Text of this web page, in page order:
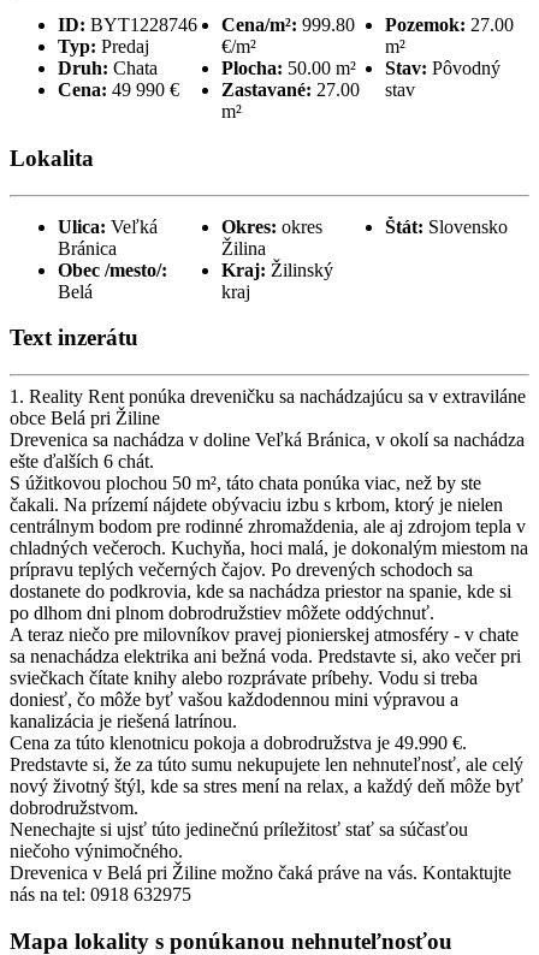
ID: BYT1228746
Typ: Predaj
Druh: Chata
Cena: 49 990 €
Cena/m²:
€/m²
Plocha: 50.00 m²
Zastavané:
m²
Pozemok:
m²
Stav:
stav
Lokalita
Ulica:
Bránica
Obec /mesto/:
Belá
Okres:
Žilina
Kraj:
kraj
Štát: Slovensko
Text inzerátu
1. Reality Rent ponúka dreveničku sa nachádzajúcu sa v extraviláne
obce Belá pri Žiline
Drevenica sa nachádza v doline Veľká Bránica, v okolí sa nachádza
ešte ďalších 6 chát.
S úžitkovou plochou 50 m², táto chata ponúka viac, než by ste
čakali. Na prízemí nájdete obývaciu izbu s krbom, ktorý je nielen
centrálnym bodom pre rodinné zhromaždenia, ale aj zdrojom tepla v
chladných večeroch. Kuchyňa, hoci malá, je dokonalým miestom na
prípravu teplých večerných čajov. Po drevených schodoch sa
dostanete do podkrovia, kde sa nachádza priestor na spanie, kde si
po dlhom dni plnom dobrodružstiev môžete oddýchnuť.
A teraz niečo pre milovníkov pravej pionierskej atmosféry - v chate
sa nenachádza elektrika ani bežná voda. Predstavte si, ako večer pri
sviečkach čítate knihy alebo rozprávate príbehy. Vodu si treba
doniesť, čo môže byť vašou každodennou mini výpravou a
kanalizácia je riešená latrínou.
Cena za túto klenotnicu pokoja a dobrodružstva je 49.990 €.
Predstavte si, že za túto sumu nekupujete len nehnuteľnosť, ale celý
nový životný štýl, kde sa stres mení na relax, a každý deň môže byť
dobrodružstvom.
Nenechajte si ujsť túto jedinečnú príležitosť stať sa súčasťou
niečoho výnimočného.
Drevenica v Belá pri Žiline možno čaká práve na vás. Kontaktujte
nás na tel: 0918 632975
Mapa lokality s ponúkanou nehnuteľnosťou